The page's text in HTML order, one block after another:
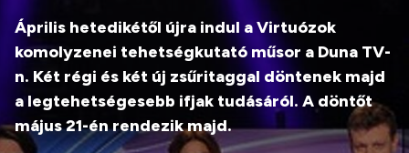
Április hetedikétől újra indul a Virtuózok
komolyzenei tehetségkutató műsor a Duna TV-
n. Két régi és két új zsűritaggal döntenek majd
a legtehetségesebb ifjak tudásáról. A döntőt
május 21-én rendezik majd.